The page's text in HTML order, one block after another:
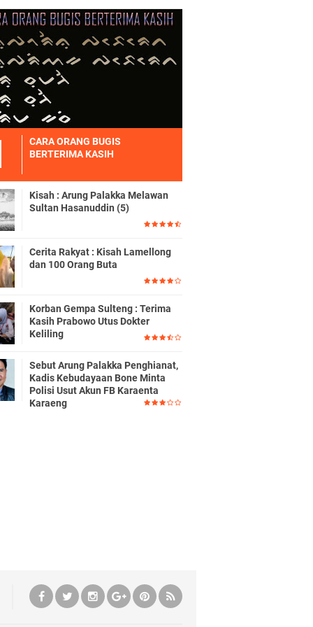
CARA ORANG BUGIS
BERTERIMA KASIH
Kisah : Arung Palakka Melawan
Sultan Hasanuddin (5)
Cerita Rakyat : Kisah Lamellong
dan 100 Orang Buta
Korban Gempa Sulteng : Terima
Kasih Prabowo Utus Dokter
Keliling
Sebut Arung Palakka Penghianat,
Kadis Kebudayaan Bone Minta
Polisi Usut Akun FB Karaenta
Karaeng